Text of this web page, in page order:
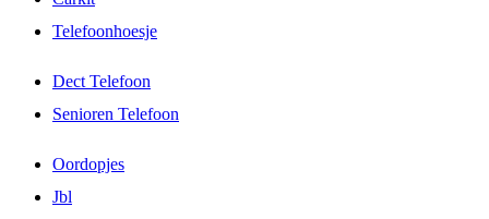
Telefoonhoesje
Dect Telefoon
Senioren Telefoon
Oordopjes
Jbl